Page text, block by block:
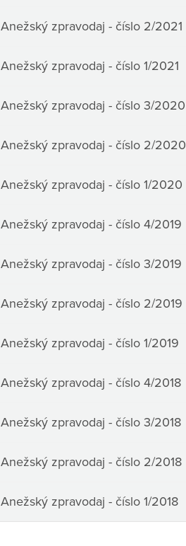
Anežský zpravodaj - číslo 2/2021
Anežský zpravodaj - číslo 1/2021
Anežský zpravodaj - číslo 3/2020
Anežský zpravodaj - číslo 2/2020
Anežský zpravodaj - číslo 1/2020
Anežský zpravodaj - číslo 4/2019
Anežský zpravodaj - číslo 3/2019
Anežský zpravodaj - číslo 2/2019
Anežský zpravodaj - číslo 1/2019
Anežský zpravodaj - číslo 4/2018
Anežský zpravodaj - číslo 3/2018
Anežský zpravodaj - číslo 2/2018
Anežský zpravodaj - číslo 1/2018